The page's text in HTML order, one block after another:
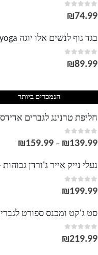
0
out of 5
₪74.99
בגד גוף לנשים אלו יוגה alo yoga
0
out of 5
₪89.99
הנמכרים ביותר
חליפת טרנינג לגברים אדידס ADIDAS
0
out of 5
₪139.99
–
₪159.99
0
out of 5
₪199.99
0
out of 5
₪219.99